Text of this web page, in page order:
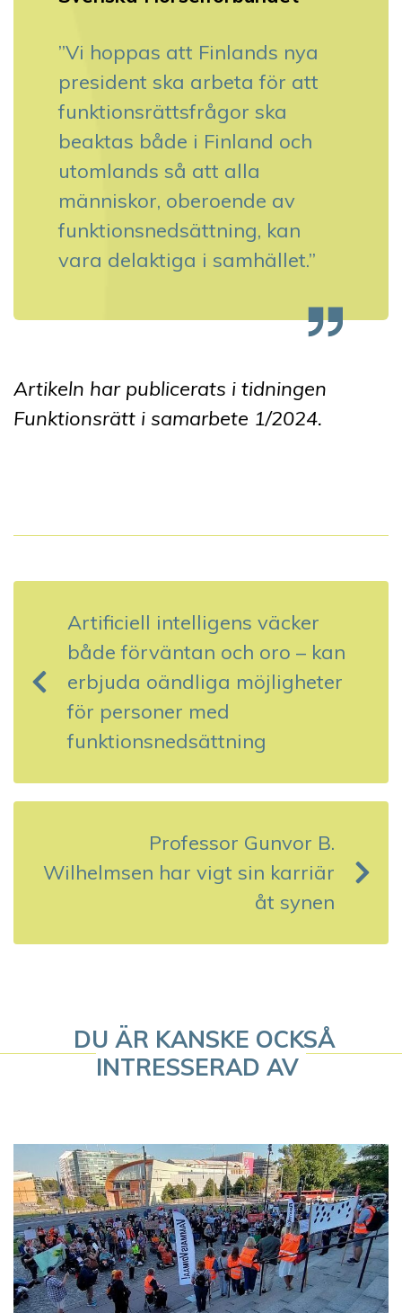
”Vi hoppas att Finlands nya
president ska arbeta för att
funktionsrättsfrågor ska
beaktas både i Finland och
utomlands så att alla
människor, oberoende av
funktionsnedsättning, kan
vara delaktiga i samhället.”
Artikeln har publicerats i tidningen
Funktionsrätt i samarbete 1/2024.
n
s
i
r
n
g
Artificiell intelligens väcker
både förväntan och oro – kan
erbjuda oändliga möjligheter
för personer med
funktionsnedsättning
Professor Gunvor B.
Wilhelmsen har vigt sin karriär
åt synen
DU ÄR KANSKE OCKSÅ
INTRESSERAD AV